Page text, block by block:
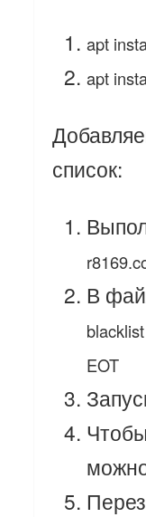
apt
apt
список:
В
EOT